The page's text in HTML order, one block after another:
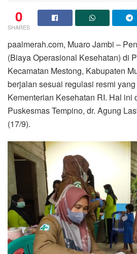
0
SHARES
paalmerah.com, Muaro Jambi –
(Biaya Operasional Kesehatan) di
Kecamatan Mestong, Kabupaten
berjalan sesuai regulasi resmi
Kementerian Kesehatan RI. Hal ini
Puskesmas Tempino, dr. Agung
(17/9).